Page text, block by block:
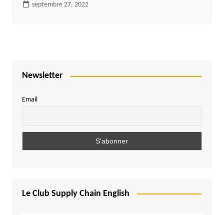
septembre 27, 2022
Newsletter
Email
Le Club Supply Chain English